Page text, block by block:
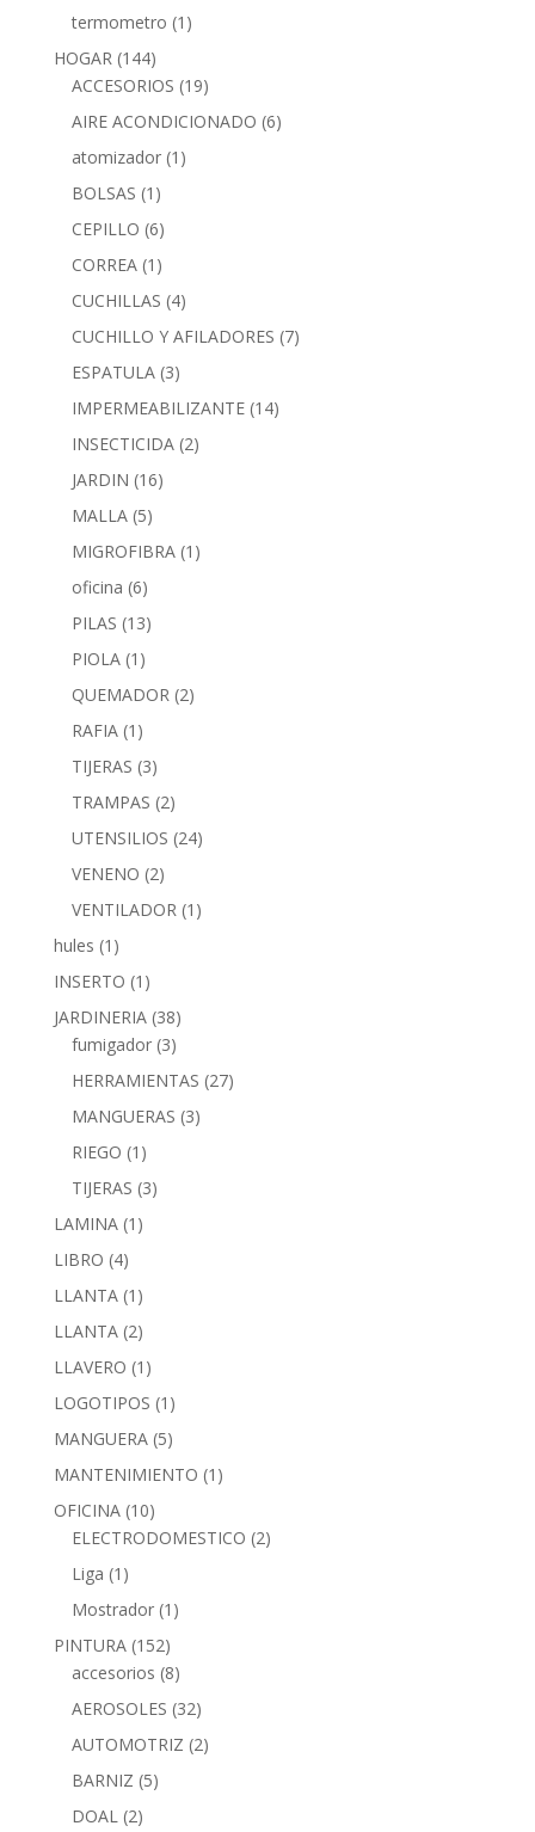
termometro (1)
HOGAR (144)
ACCESORIOS (19)
AIRE ACONDICIONADO (6)
atomizador (1)
BOLSAS (1)
CEPILLO (6)
CORREA (1)
CUCHILLAS (4)
CUCHILLO Y AFILADORES (7)
ESPATULA (3)
IMPERMEABILIZANTE (14)
INSECTICIDA (2)
JARDIN (16)
MALLA (5)
MIGROFIBRA (1)
oficina (6)
PILAS (13)
PIOLA (1)
QUEMADOR (2)
RAFIA (1)
TIJERAS (3)
TRAMPAS (2)
UTENSILIOS (24)
VENENO (2)
VENTILADOR (1)
hules (1)
INSERTO (1)
JARDINERIA (38)
fumigador (3)
HERRAMIENTAS (27)
MANGUERAS (3)
RIEGO (1)
TIJERAS (3)
LAMINA (1)
LIBRO (4)
LLANTA (1)
LLANTA (2)
LLAVERO (1)
LOGOTIPOS (1)
MANGUERA (5)
MANTENIMIENTO (1)
OFICINA (10)
ELECTRODOMESTICO (2)
Liga (1)
Mostrador (1)
PINTURA (152)
accesorios (8)
AEROSOLES (32)
AUTOMOTRIZ (2)
BARNIZ (5)
DOAL (2)